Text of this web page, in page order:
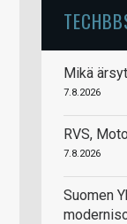
Mikä
7.8.2026
RVS,
7.8.2026
Suomen